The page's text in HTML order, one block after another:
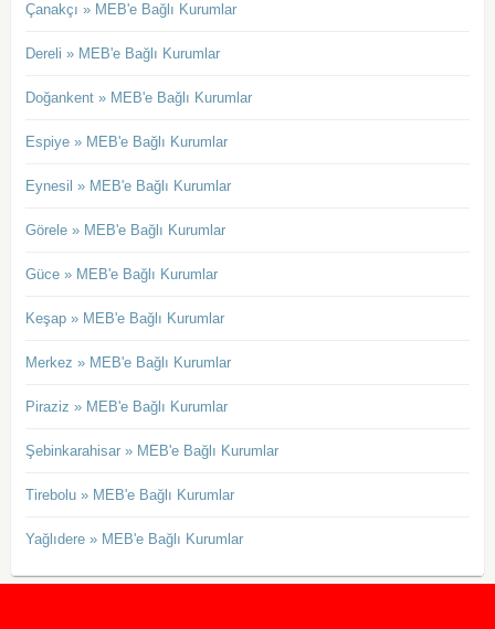
Çanakçı » MEB'e Bağlı Kurumlar
Dereli » MEB'e Bağlı Kurumlar
Doğankent » MEB'e Bağlı Kurumlar
Espiye » MEB'e Bağlı Kurumlar
Eynesil » MEB'e Bağlı Kurumlar
Görele » MEB'e Bağlı Kurumlar
Güce » MEB'e Bağlı Kurumlar
Keşap » MEB'e Bağlı Kurumlar
Merkez » MEB'e Bağlı Kurumlar
Piraziz » MEB'e Bağlı Kurumlar
Şebinkarahisar » MEB'e Bağlı Kurumlar
Tirebolu » MEB'e Bağlı Kurumlar
Yağlıdere » MEB'e Bağlı Kurumlar